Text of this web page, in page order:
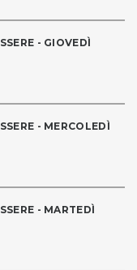
- GIOVEDÌ
- MERCOLEDÌ
- MARTEDÌ